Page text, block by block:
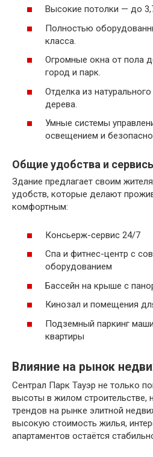
Высокие потолки — до
Полностью
класса.
Огромные окна от пола
город и парк.
Отделка из
дерева.
Умные системы
освещением и
Общие удобства и
Здание предлагает своим
удобств, которые делают
комфортным:
Консьерж-сервис 24/7
Спа и фитнес-центр с
оборудованием
Бассейн на крыше с
Кинозал и помещения
Подземный паркинг
квартиры
Влияние на рынок
Сентрал Парк Тауэр не только
высоты в жилом строительстве,
трендов на рынке элитной
высокую стоимость жилья,
апартаментов остаётся